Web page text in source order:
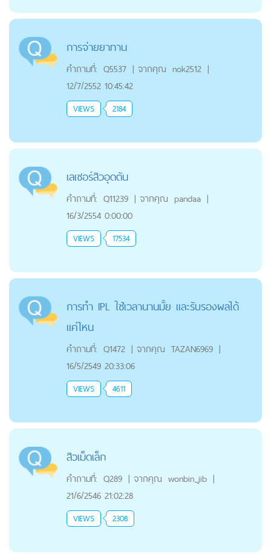
การจ่ายยาทาน
คำถามที่: Q5537 | จากคุณ nok2512 |
12/7/2552 10:45:42
VIEWS 2184
เลเซอร์สิวอุดตัน
คำถามที่: Q11239 | จากคุณ pandaa |
16/3/2554 0:00:00
VIEWS 17534
การทำ IPL ใช้เวลานานมั้ย และรับรองผลได้
แค่ไหน
คำถามที่: Q1472 | จากคุณ TAZAN6969 |
16/5/2549 20:33:06
VIEWS 4611
สิวเม็ดเล็ก
คำถามที่: Q289 | จากคุณ wonbin_jib |
21/6/2546 21:02:28
VIEWS 2308